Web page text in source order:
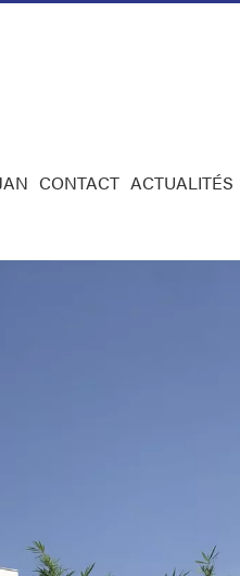
CONTACT ACTUALITÉS